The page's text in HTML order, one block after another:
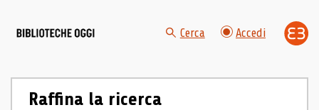
Cerca Accedi
Raffina la ricerca